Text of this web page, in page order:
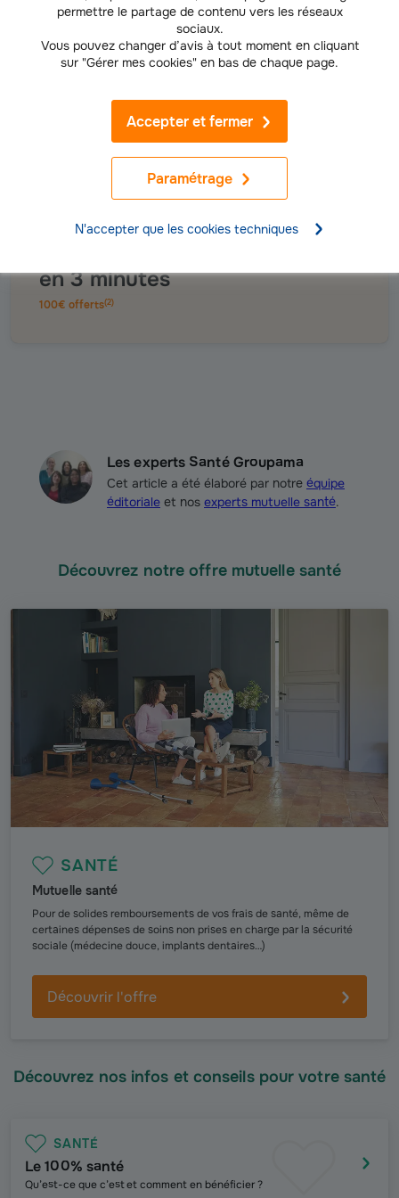
permettre le partage de contenu vers les réseaux
sociaux.
Vous pouvez changer d’avis à tout moment en cliquant
sur "Gérer mes cookies" en bas de chaque page.
Paramétrage
Accepter et fermer
N'accepter que les cookies techniques
décomptes du régime obligatoire. Connectez-vous à
espace clientou à l’application mobile
Groupama et moi pour suivre vos versements.
Simulez votre tarif
assurance mutuelle
en 3 minutes
100€ offerts(2)
Les experts Santé Groupama
Cet article a été élaboré par notre équipe
éditoriale et nos experts mutuelle santé.
Découvrez notre offre mutuelle santé
SANTÉ
Mutuelle santé
Pour de solides remboursements de vos frais de santé, même de
certaines dépenses de soins non prises en charge par la sécurité
sociale (médecine douce, implants dentaires…)
Découvrir l'offre
Découvrez nos infos et conseils pour votre santé
SANTÉ
Le 100% santé
Qu’est-ce que c’est et comment en bénéficier ?